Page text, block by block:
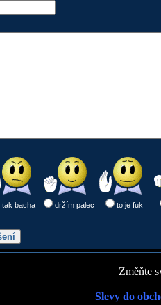
tak bacha držím palec
to je fuk
Změňte
Slevy do